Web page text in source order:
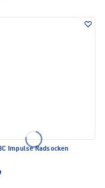
Impulse Radsocken